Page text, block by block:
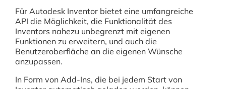
Für Autodesk Inventor bietet eine umfangreiche
API die Möglichkeit, die Funktionalität des
Inventors nahezu unbegrenzt mit eigenen
Funktionen zu erweitern, und auch die
Benutzeroberfläche an die eigenen Wünsche
anzupassen.
In Form von Add-Ins, die bei jedem Start von